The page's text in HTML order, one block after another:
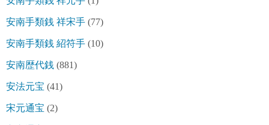
安南手類銭 祥宋手 (77)
安南手類銭 紹符手 (10)
安南歴代銭 (881)
安法元宝 (41)
宋元通宝 (2)